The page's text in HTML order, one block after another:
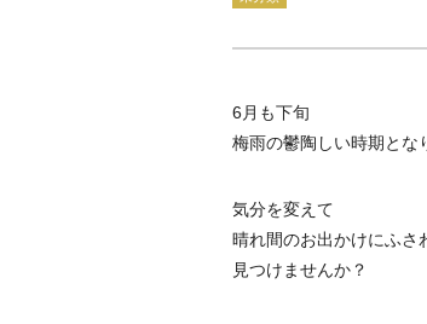
6月も下旬
梅雨の鬱陶しい時期とな
気分を変えて
晴れ間のお出かけにふさ
見つけませんか？